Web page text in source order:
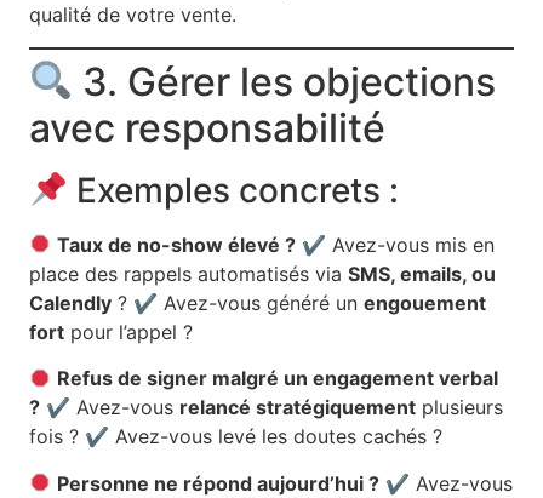
qualité de votre vente.
3. Gérer les objections
avec responsabilité
Exemples concrets :
Taux de no-show élevé ? ✔ Avez-vous mis en
place des rappels automatisés via SMS, emails, ou
Calendly ? ✔ Avez-vous généré un engouement
fort pour l’appel ?
Refus de signer malgré un engagement verbal
? ✔ Avez-vous relancé stratégiquement plusieurs
fois ? ✔ Avez-vous levé les doutes cachés ?
Personne ne répond aujourd’hui ? ✔ Avez-vous